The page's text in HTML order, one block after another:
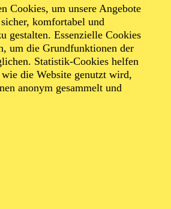
Cookies, um unsere Angebote
komfortabel und
gestalten. Essenzielle Cookies
um die Grundfunktionen der
Statistik-Cookies helfen
die Website genutzt wird,
anonym gesammelt und
u. Gastspieldirektion OTTO
DEN IRAN –